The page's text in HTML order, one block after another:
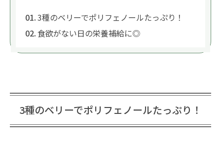
3種のベリーでポリフェノールたっぷり！
食欲がない日の栄養補給に◎
3種のベリーでポリフェノールたっぷり！